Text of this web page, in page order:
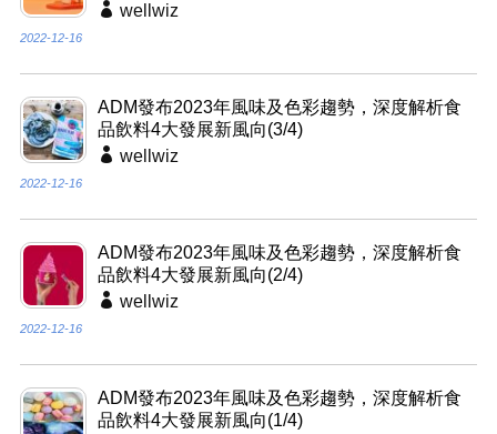
wellwiz
2022-12-16
ADM發布2023年風味及色彩趨勢，深度解析食
品飲料4大發展新風向(3/4)
wellwiz
2022-12-16
ADM發布2023年風味及色彩趨勢，深度解析食
品飲料4大發展新風向(2/4)
wellwiz
2022-12-16
ADM發布2023年風味及色彩趨勢，深度解析食
品飲料4大發展新風向(1/4)